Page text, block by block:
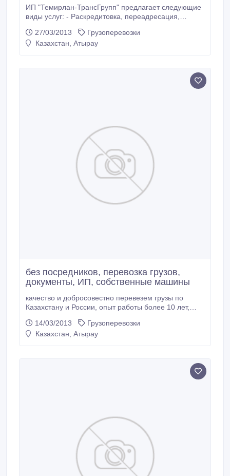
ИП "Темирлан-ТрансГрупп" предлагает следующие
виды услуг: - Раскредитовка, переадресация,
перевозок, расчет тарифов, дислокация вагонов по
жд. дорогам РК, СНГ. - Терминальное
27/03/2013
Грузоперевозки
Казахстан, Атырау
без посредников, перевозка грузов,
документы, ИП, собственные машины
качество и добросовестно перевезем грузы по
Казахстану и России, опыт работы более 10 лет,
габариты 13, 5*2, 8*2, 45. можно по договору,
догрузы по маршруту Атырау-Астана в неделю 3
14/03/2013
Грузоперевозки
Казахстан, Атырау